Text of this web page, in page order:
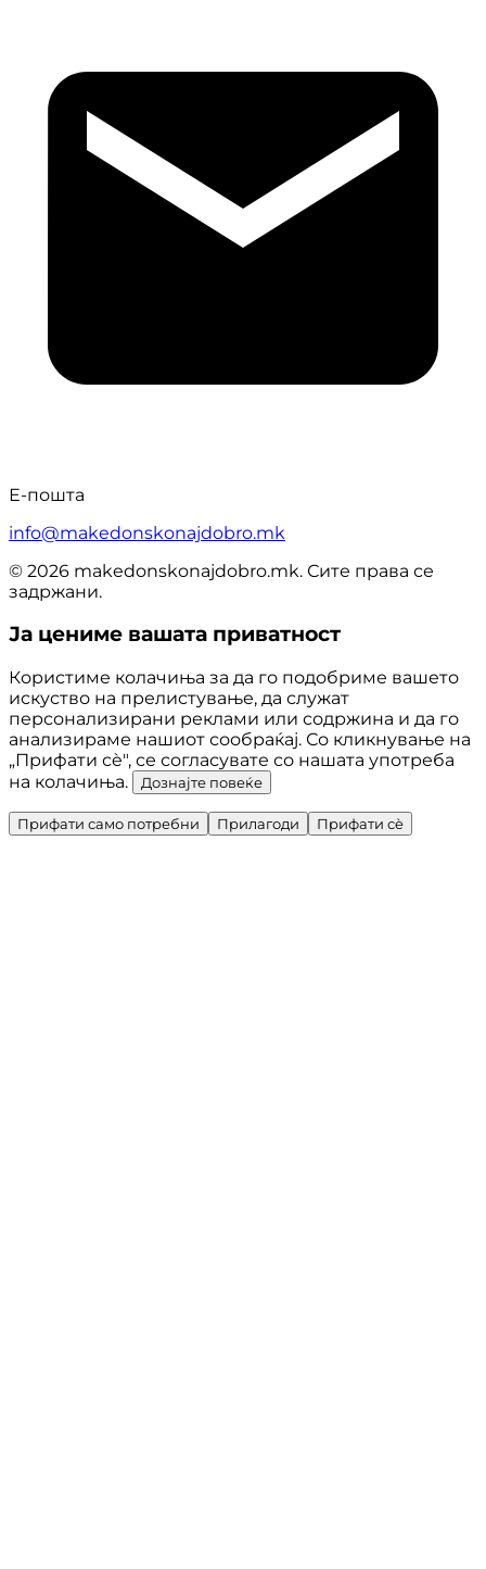
Е-пошта
info@makedonskonajdobro.mk
© 2026 makedonskonajdobro.mk. Сите права се
задржани.
Ја цениме вашата приватност
Користиме колачиња за да го подобриме вашето
искуство на прелистување, да служат
персонализирани реклами или содржина и да го
анализираме нашиот сообраќај. Со кликнување на
„Прифати сè", се согласувате со нашата употреба
на колачиња.
Дознајте повеќе
Прифати само потребни Прилагоди Прифати сè